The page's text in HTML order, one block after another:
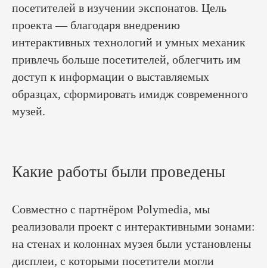
посетителей в изучении экспонатов. Цель
проекта — благодаря внедрению
интерактивных технологий и умных механик
привлечь больше посетителей, облегчить им
доступ к информации о выставляемых
образцах, сформировать имидж современного
музей.
Какие работы были проведены
Совместно с партнёром Polymedia, мы
реализовали проект с интерактивными зонами:
на стенах и колоннах музея были установлены
дисплеи, с которыми посетители могли